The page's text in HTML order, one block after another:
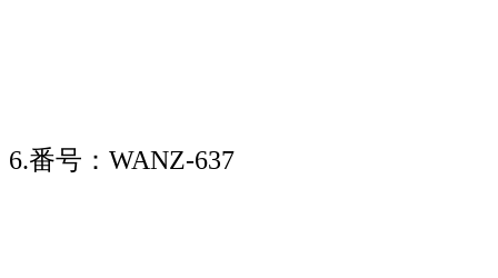
6.番号：WANZ-637